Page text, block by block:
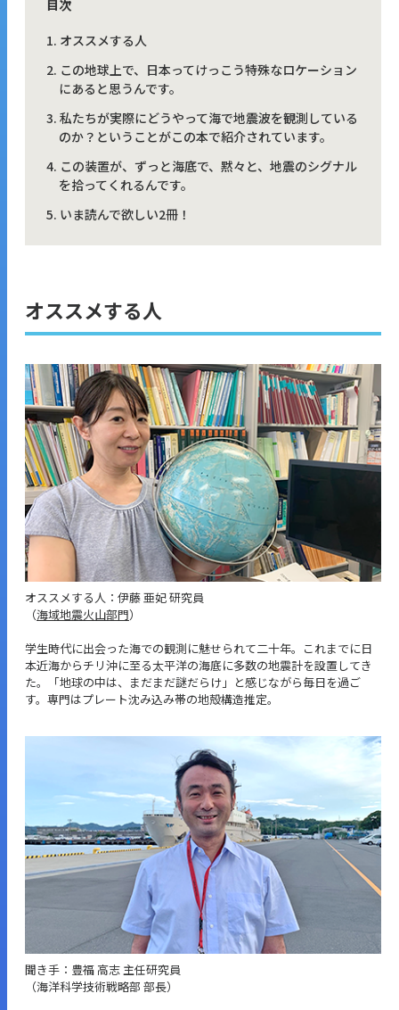
目次
オススメする人
この地球上で、日本ってけっこう特殊なロケーション
にあると思うんです。
私たちが実際にどうやって海で地震波を観測している
のか？ということがこの本で紹介されています。
この装置が、ずっと海底で、黙々と、地震のシグナル
を拾ってくれるんです。
いま読んで欲しい2冊！
オススメする人
オススメする人：伊藤 亜妃 研究員
（海域地震火山部門）
学生時代に出会った海での観測に魅せられて二十年。これまでに日
本近海からチリ沖に至る太平洋の海底に多数の地震計を設置してき
た。「地球の中は、まだまだ謎だらけ」と感じながら毎日を過ご
す。専門はプレート沈み込み帯の地殻構造推定。
聞き手：豊福 高志 主任研究員
（海洋科学技術戦略部 部長）